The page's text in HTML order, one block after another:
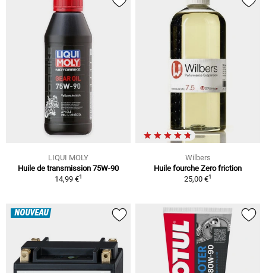
LIQUI MOLY
Huile de transmission 75W-90
14,99 €1
Wilbers
Huile fourche Zero friction
25,00 €1
NOUVEAU